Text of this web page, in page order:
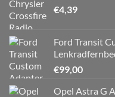
€4,39
Ford Transit
€99,00
Opel Astra G